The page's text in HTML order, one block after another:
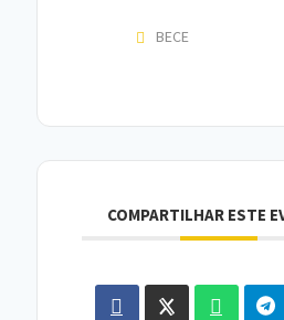
BECE
COMPARTILHAR ESTE